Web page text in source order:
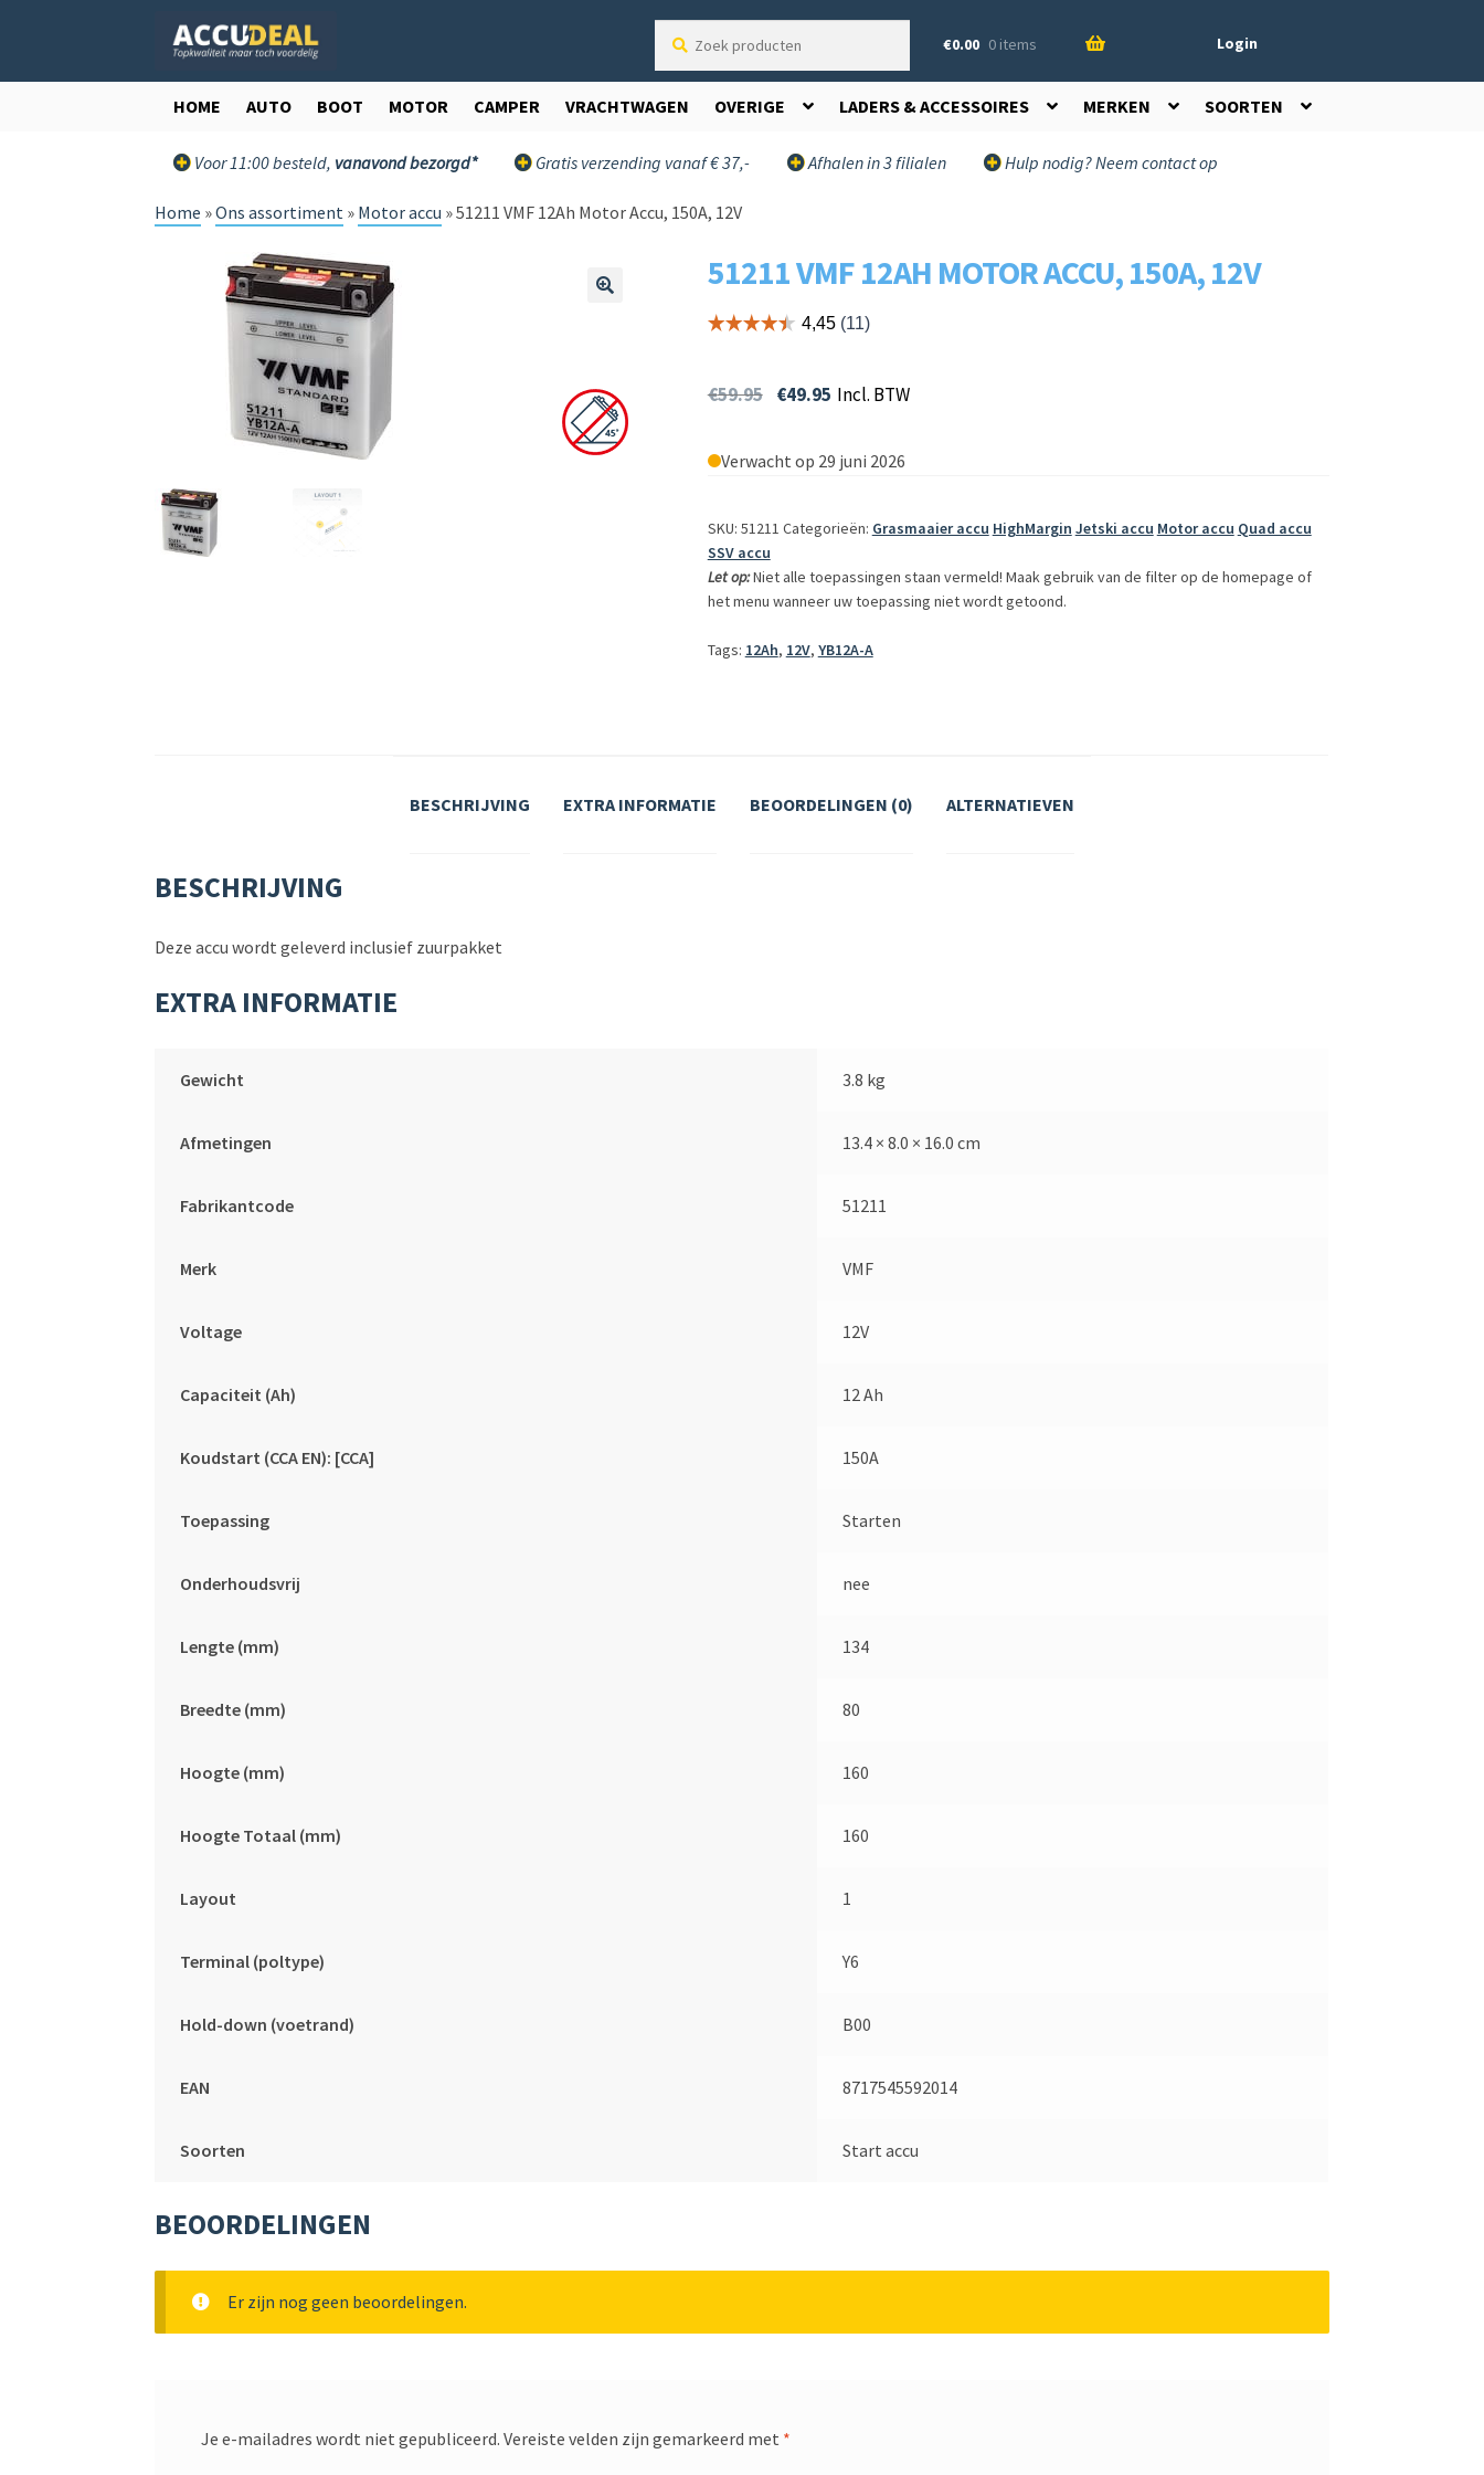
door
direct
€0.00 0 items
producten
HOME AUTO BOOT MOTOR CAMPER VRACHTWAGEN OVERIGE LADERS & ACCESSOIRES MERKEN SOORTEN
Voor 11:00 besteld, vanavond bezorgd* Gratis verzending vanaf € 37,- Afhalen in 3 filialen Hulp nodig? Neem contact op
Home »Ons assortiment » Motor accu »51211 VMF 12Ah Motor Accu, 150A, 12V
51211 VMF 12AH MOTOR ACCU, 150A, 12V
€59.95 €49.95 Incl. BTW
Verwacht op 29 juni 2026
SKU: 51211 Categorieën: Grasmaaier accu HighMargin Jetski accu Motor accu Quad accu
SSV accu
Let op:Niet alle toepassingen staan vermeld! Maak gebruik van de filter op de homepage of
het menu wanneer uw toepassing niet wordt getoond.
Tags: 12Ah, 12V, YB12A-A
BESCHRIJVING EXTRA INFORMATIE BEOORDELINGEN (0) ALTERNATIEVEN
BESCHRIJVING
Deze accu wordt geleverd inclusief zuurpakket
EXTRA INFORMATIE
Gewicht 3.8 kg
Afmetingen 13.4 × 8.0 × 16.0 cm
Fabrikantcode 51211
Merk VMF
Voltage 12V
Capaciteit (Ah) 12 Ah
Koudstart (CCA EN): [CCA] 150A
Toepassing Starten
Onderhoudsvrij nee
Lengte (mm) 134
Breedte (mm) 80
Hoogte (mm) 160
Hoogte Totaal (mm) 160
Layout 1
Terminal (poltype) Y6
Hold-down (voetrand) B00
EAN 8717545592014
Soorten Start accu
BEOORDELINGEN
Er zijn nog geen beoordelingen.
Je e-mailadres wordt niet gepubliceerd. Vereiste velden zijn gemarkeerd met *
Login